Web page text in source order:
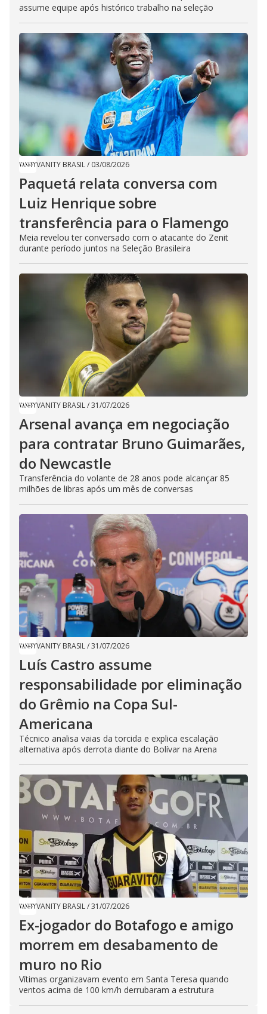
assume equipe após histórico trabalho na seleção
VANITY BRASIL/ 03/08/2026
Paquetá relata conversa com
Luiz Henrique sobre
transferência para o Flamengo
Meia revelou ter conversado com o atacante do Zenit
durante período juntos na Seleção Brasileira
VANITY BRASIL/31/07/2026
Arsenal avança em negociação
para contratar Bruno Guimarães,
do Newcastle
Transferência do volante de 28 anos pode alcançar 85
milhões de libras após um mês de conversas
VANITY BRASIL/31/07/2026
Luís Castro assume
responsabilidade por eliminação
do Grêmio na Copa Sul-
Americana
Técnico analisa vaias da torcida e explica escalação
alternativa após derrota diante do Bolívar na Arena
VANITY BRASIL/31/07/2026
Ex-jogador do Botafogo e amigo
morrem em desabamento de
muro no Rio
Vítimas organizavam evento em Santa Teresa quando
ventos acima de 100 km/h derrubaram a estrutura